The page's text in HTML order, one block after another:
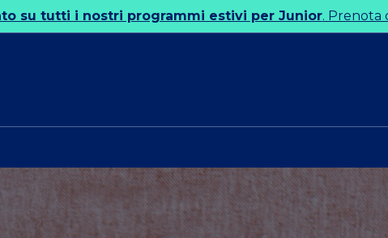
su tutti i nostri programmi estivi per Junior. Prenota